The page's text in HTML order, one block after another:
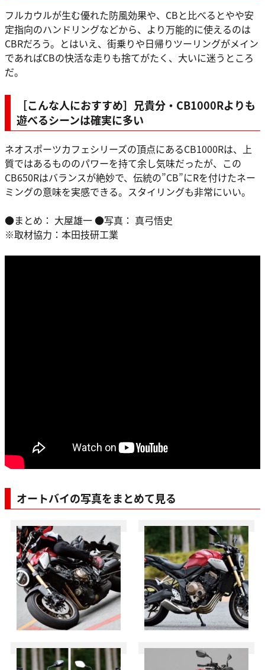
フルカウルが生む優れた防風効果や、CBと比べるとやや安
定指向のハンドリングなどから、より万能的に使えるのは
CBRだろう。とはいえ、街乗りや日帰りツーリングがメイン
であればCBの快活な走りも捨てがたく、大いに迷うところ
だ。
［こんな人におすすめ］兄貴分・CB1000Rよりも
遊べるシーンは確実に多い
ネオスポーツカフェシリーズの頂点にあるCB1000Rは、上
質ではあるもののパワーを持て余し気味だったが、この
CB650Rはバランスが絶妙で、伝統の”CB”にRを付けたネー
ミングの意味を実感できる。スタイリングも非常にいい。
●まとめ： 大屋雄一 ●写真： 真弓悟史
※取材協力：本田技研工業
オートバイの写真をまとめて見る